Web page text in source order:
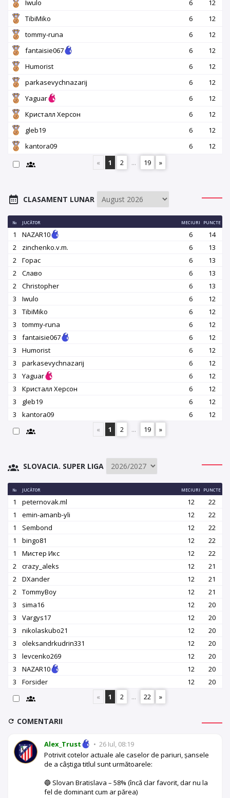
Iwulo
6
12
TibiMiko
6
12
tommy-runa
6
12
fantaisie067
6
12
Humorist
6
12
parkasevychnazarij
6
12
Yaguar
6
12
Кристалл Херсон
6
12
gleb19
6
12
kantora09
6
12
«
1 2 ... 19 »
CLASAMENT LUNAR
№ JUCĂTOR MECIURI PUNCTE
1 NAZAR10 6
14
2
zinchenko.v.m. 6
13
2
Горас 6
13
2
Славо 6
13
2
Christopher 6
13
3
Iwulo 6
12
3
TibiMiko 6
12
3
tommy-runa 6
12
3
fantaisie067 6
12
3
Humorist 6
12
3
parkasevychnazarij 6
12
3
Yaguar 6
12
3
Кристалл Херсон 6
12
3
gleb19 6
12
3
kantora09 6
12
«
1 2 ... 19 »
SLOVACIA. SUPER LIGA
№ JUCĂTOR MECIURI PUNCTE
1 peternovak.ml 12
22
1
emin-amanb-yli 12
22
1
Sembond 12
22
1
bingo81 12
22
1
Мистер Икс 12
22
2
crazy_aleks 12
21
2
DXander 12
21
2
TommyBoy 12
21
3
sima16 12
20
3
Vargys17 12
20
3
nikolaskubo21 12
20
3
oleksandrkudrin331 12
20
3
levcenko269 12
20
3
NAZAR10 12
20
3
Forsider 12
20
«
1 2 ... 22 »
COMENTARII
Alex_Trust • 26 Iul, 08:19
Potrivit cotelor actuale ale caselor de pariuri, șansele
de a câștiga titlul sunt următoarele:
🔵 Slovan Bratislava – 58% (încă clar favorit, dar nu la
fel de dominant cum ar părea)